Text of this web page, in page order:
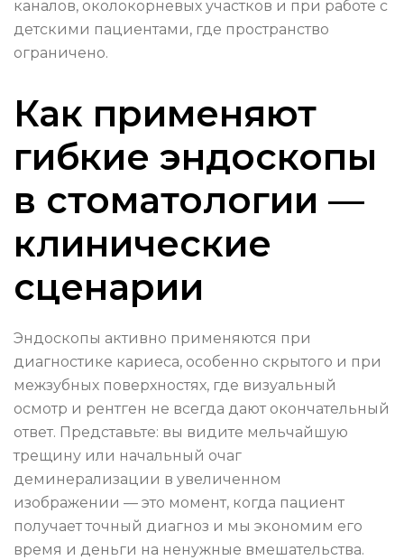
каналов, околокорневых участков и при работе с
детскими пациентами, где пространство
ограничено.
Как применяют
гибкие эндоскопы
в стоматологии —
клинические
сценарии
Эндоскопы активно применяются при
диагностике кариеса, особенно скрытого и при
межзубных поверхностях, где визуальный
осмотр и рентген не всегда дают окончательный
ответ. Представьте: вы видите мельчайшую
трещину или начальный очаг
деминерализации в увеличенном
изображении — это момент, когда пациент
получает точный диагноз и мы экономим его
время и деньги на ненужные вмешательства.